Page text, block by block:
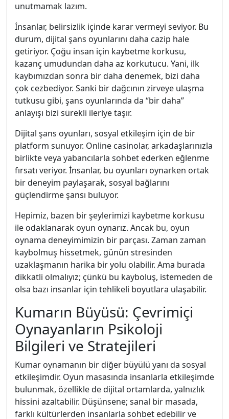
unutmamak lazım.
İnsanlar, belirsizlik içinde karar vermeyi seviyor. Bu
durum, dijital şans oyunlarını daha cazip hale
getiriyor. Çoğu insan için kaybetme korkusu,
kazanç umudundan daha az korkutucu. Yani, ilk
kaybımızdan sonra bir daha denemek, bizi daha
çok cezbediyor. Sanki bir dağcının zirveye ulaşma
tutkusu gibi, şans oyunlarında da “bir daha”
anlayışı bizi sürekli ileriye taşır.
Dijital şans oyunları, sosyal etkileşim için de bir
platform sunuyor. Online casinolar, arkadaşlarınızla
birlikte veya yabancılarla sohbet ederken eğlenme
fırsatı veriyor. İnsanlar, bu oyunları oynarken ortak
bir deneyim paylaşarak, sosyal bağlarını
güçlendirme şansı buluyor.
Hepimiz, bazen bir şeylerimizi kaybetme korkusu
ile odaklanarak oyun oynarız. Ancak bu, oyun
oynama deneyimimizin bir parçası. Zaman zaman
kaybolmuş hissetmek, günün stresinden
uzaklaşmanın harika bir yolu olabilir. Ama burada
dikkatli olmalıyız; çünkü bu kayboluş, istemeden de
olsa bazı insanlar için tehlikeli boyutlara ulaşabilir.
Kumarın Büyüsü: Çevrimiçi
Oynayanların Psikoloji
Bilgileri ve Stratejileri
Kumar oynamanın bir diğer büyülü yanı da sosyal
etkileşimdir. Oyun masasında insanlarla etkileşimde
bulunmak, özellikle de dijital ortamlarda, yalnızlık
hissini azaltabilir. Düşünsene; sanal bir masada,
farklı kültürlerden insanlarla sohbet edebilir ve